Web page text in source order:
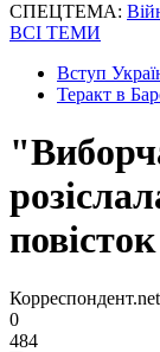
СПЕЦТЕМА:
ВСІ ТЕМИ
Вступ
Теракт в
повісток
0
484